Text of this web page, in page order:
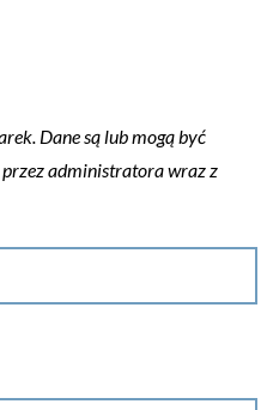
Dane są lub mogą być
administratora wraz z